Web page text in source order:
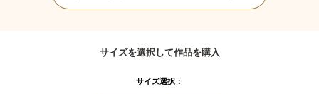
サイズを選択して作品を購入
サイズ選択：